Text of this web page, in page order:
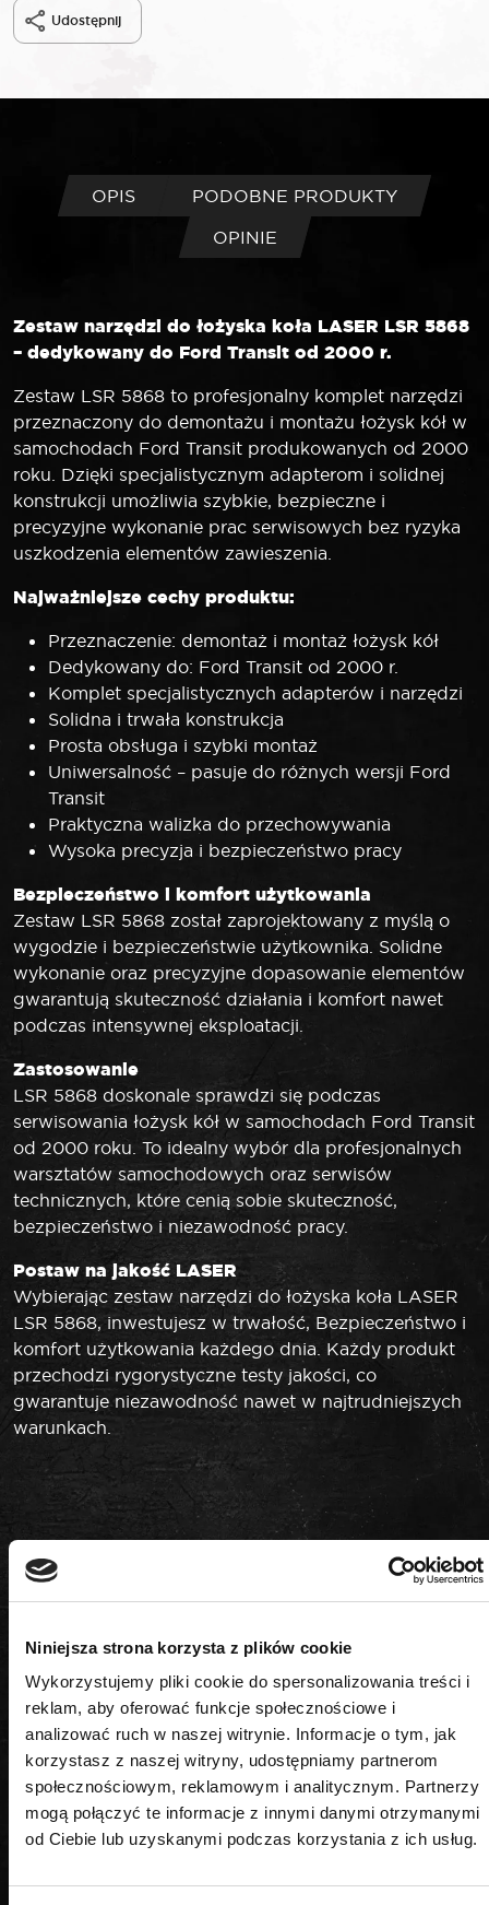
Niniejsza strona korzysta z plików cookie
Wykorzystujemy pliki cookie do spersonalizowania treści i
reklam, aby oferować funkcje społecznościowe i
analizować ruch w naszej witrynie. Informacje o tym, jak
korzystasz z naszej witryny, udostępniamy partnerom
społecznościowym, reklamowym i analitycznym. Partnerzy
mogą połączyć te informacje z innymi danymi otrzymanymi
od Ciebie lub uzyskanymi podczas korzystania z ich usług.
Udostępnij
OPIS
PODOBNE PRODUKTY
OPINIE
Zestaw narzędzi do łożyska koła LASER LSR 5868
– dedykowany do Ford Transit od 2000 r.
Zestaw LSR 5868 to profesjonalny komplet narzędzi
przeznaczony do demontażu i montażu łożysk kół w
samochodach Ford Transit produkowanych od 2000
roku. Dzięki specjalistycznym adapterom i solidnej
konstrukcji umożliwia szybkie, bezpieczne i
precyzyjne wykonanie prac serwisowych bez ryzyka
uszkodzenia elementów zawieszenia.
Najważniejsze cechy produktu:
Przeznaczenie: demontaż i montaż łożysk kół
Dedykowany do: Ford Transit od 2000 r.
Komplet specjalistycznych adapterów i narzędzi
Solidna i trwała konstrukcja
Prosta obsługa i szybki montaż
Uniwersalność – pasuje do różnych wersji Ford
Transit
Praktyczna walizka do przechowywania
Wysoka precyzja i bezpieczeństwo pracy
Bezpieczeństwo i komfort użytkowania
Zestaw LSR 5868 został zaprojektowany z myślą o
wygodzie i bezpieczeństwie użytkownika. Solidne
wykonanie oraz precyzyjne dopasowanie elementów
gwarantują skuteczność działania i komfort nawet
podczas intensywnej eksploatacji.
Zastosowanie
LSR 5868 doskonale sprawdzi się podczas
serwisowania łożysk kół w samochodach Ford Transit
od 2000 roku. To idealny wybór dla profesjonalnych
warsztatów samochodowych oraz serwisów
technicznych, które cenią sobie skuteczność,
bezpieczeństwo i niezawodność pracy.
Postaw na jakość LASER
Wybierając zestaw narzędzi do łożyska koła LASER
LSR 5868, inwestujesz w trwałość, Bezpieczeństwo i
komfort użytkowania każdego dnia. Każdy produkt
przechodzi rygorystyczne testy jakości, co
gwarantuje niezawodność nawet w najtrudniejszych
warunkach.
PODOBNE PRODUKTY